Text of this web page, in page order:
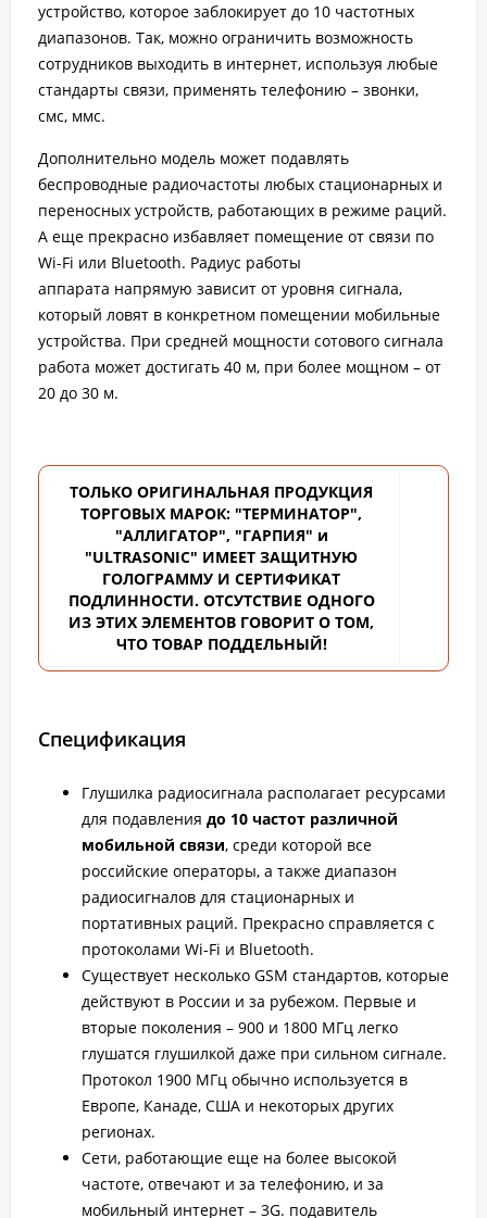
устройство, которое заблокирует до 10 частотных
диапазонов. Так, можно ограничить возможность
сотрудников выходить в интернет, используя любые
стандарты связи, применять телефонию – звонки,
смс, ммс.
Дополнительно модель может подавлять
беспроводные радиочастоты любых стационарных и
переносных устройств, работающих в режиме раций.
А еще прекрасно избавляет помещение от связи по
Wi-Fi или Bluetooth. Радиус работы
аппарата напрямую зависит от уровня сигнала,
который ловят в конкретном помещении мобильные
устройства. При средней мощности сотового сигнала
работа может достигать 40 м, при более мощном – от
20 до 30 м.
ТОЛЬКО ОРИГИНАЛЬНАЯ ПРОДУКЦИЯ
ТОРГОВЫХ МАРОК: "ТЕРМИНАТОР",
"АЛЛИГАТОР", "ГАРПИЯ" и
"ULTRASONIC" ИМЕЕТ ЗАЩИТНУЮ
ГОЛОГРАММУ И СЕРТИФИКАТ
ПОДЛИННОСТИ. ОТСУТСТВИЕ ОДНОГО
ИЗ ЭТИХ ЭЛЕМЕНТОВ ГОВОРИТ О ТОМ,
ЧТО ТОВАР ПОДДЕЛЬНЫЙ!
Спецификация
Глушилка радиосигнала располагает ресурсами
для подавления до 10 частот различной
мобильной связи, среди которой все
российские операторы, а также диапазон
радиосигналов для стационарных и
портативных раций. Прекрасно справляется с
протоколами Wi-Fi и Bluetooth.
Существует несколько GSM стандартов, которые
действуют в России и за рубежом. Первые и
вторые поколения – 900 и 1800 МГц легко
глушатся глушилкой даже при сильном сигнале.
Протокол 1900 МГц обычно используется в
Европе, Канаде, США и некоторых других
регионах.
Сети, работающие еще на более высокой
частоте, отвечают и за телефонию, и за
мобильный интернет – 3G. подавитель